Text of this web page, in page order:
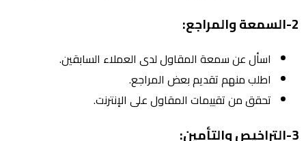
2-السمعة والمراجع:
اسأل عن سمعة المقاول لدى العملاء السابقين.
اطلب منهم تقديم بعض المراجع.
تحقق من تقييمات المقاول على الإنترنت.
3-التراخيص والتأمين: